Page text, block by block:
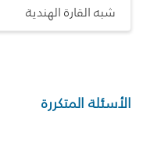
شبه القارة الهندية
الأسئلة المتكررة